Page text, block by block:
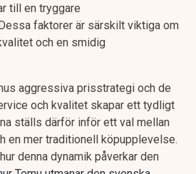
till en tryggare
faktorer är särskilt viktiga om
och en smidig
aggressiva prisstrategi och de
och kvalitet skapar ett tydligt
ställs därför inför ett val mellan
en mer traditionell köpupplevelse.
denna dynamik påverkar den